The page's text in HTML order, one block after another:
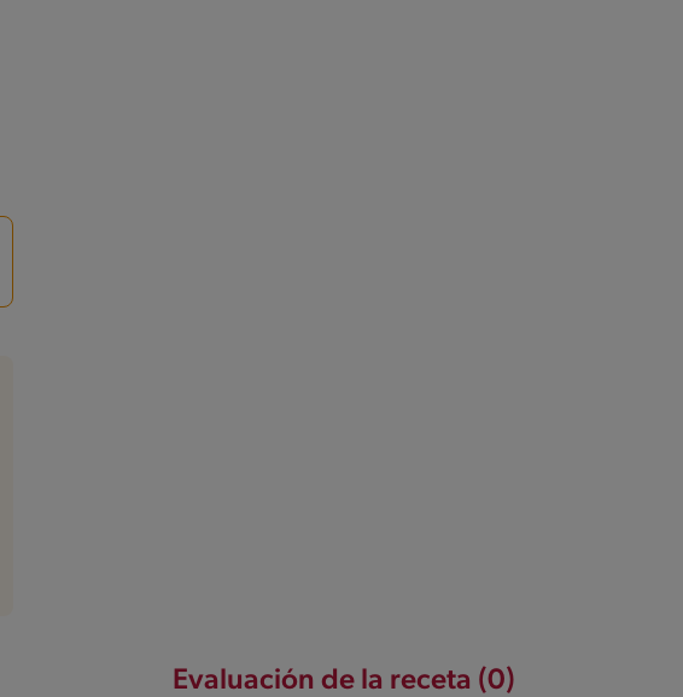
Evaluación de la receta (0)